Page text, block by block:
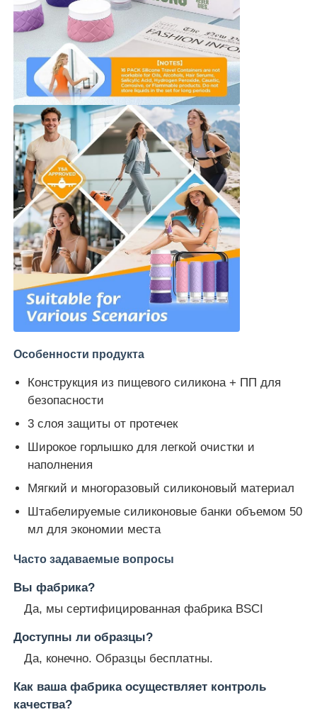
Особенности продукта
Конструкция из пищевого силикона + ПП для
безопасности
3 слоя защиты от протечек
Широкое горлышко для легкой очистки и
наполнения
Мягкий и многоразовый силиконовый материал
Штабелируемые силиконовые банки объемом 50
мл для экономии места
Часто задаваемые вопросы
Вы фабрика?
Да, мы сертифицированная фабрика BSCI
Доступны ли образцы?
Да, конечно. Образцы бесплатны.
Как ваша фабрика осуществляет контроль
качества?